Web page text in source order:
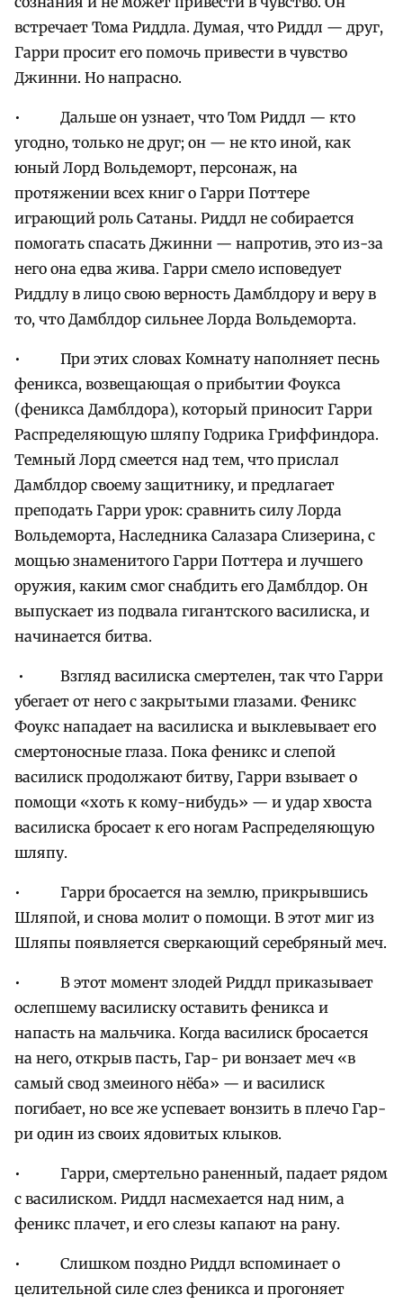
встречает Тома Риддла. Думая, что Риддл — друг,
Гарри просит его помочь привести в чувство
Джинни. Но напрасно.
• Дальше он узнает, что Том Риддл — кто
угодно, только не друг; он — не кто иной, как
юный Лорд Вольдеморт, персонаж, на
протяжении всех книг о Гарри Поттере
играющий роль Сатаны. Риддл не собирается
помогать спасать Джинни — напротив, это из-за
него она едва жива. Гарри смело исповедует
Риддлу в лицо свою верность Дамблдору и веру в
то, что Дамблдор сильнее Лорда Вольдеморта.
• При этих словах Комнату наполняет песнь
феникса, возвещающая о прибытии Фоукса
(феникса Дамблдора), который приносит Гарри
Распределяющую шляпу Годрика Гриффиндора.
Темный Лорд смеется над тем, что прислал
Дамблдор своему защитнику, и предлагает
преподать Гарри урок: сравнить силу Лорда
Вольдеморта, Наследника Салазара Слизерина, с
мощью знаменитого Гарри Поттера и лучшего
оружия, каким смог снабдить его Дамблдор. Он
выпускает из подвала гигантского василиска, и
начинается битва.
• Взгляд василиска смертелен, так что Гарри
убегает от него с закрытыми глазами. Феникс
Фоукс нападает на василиска и выклевывает его
смертоносные глаза. Пока феникс и слепой
василиск продолжают битву, Гарри взывает о
помощи «хоть к кому-нибудь» — и удар хвоста
василиска бросает к его ногам Распределяющую
шляпу.
• Гарри бросается на землю, прикрывшись
Шляпой, и снова молит о помощи. В этот миг из
Шляпы появляется сверкающий серебряный меч.
• В этот момент злодей Риддл приказывает
ослепшему василиску оставить феникса и
напасть на мальчика. Когда василиск бросается
на него, открыв пасть, Гар- ри вонзает меч «в
самый свод змеиного нёба» — и василиск
погибает, но все же успевает вонзить в плечо Гар-
ри один из своих ядовитых клыков.
• Гарри, смертельно раненный, падает рядом
с василиском. Риддл насмехается над ним, а
феникс плачет, и его слезы капают на рану.
• Слишком поздно Риддл вспоминает о
целительной силе слез феникса и прогоняет